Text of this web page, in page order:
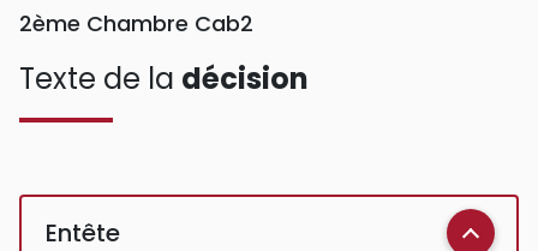
2ème Chambre Cab2
Texte de la décision
Entête